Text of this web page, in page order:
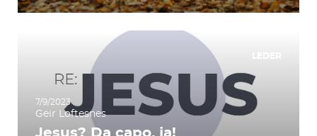
7/9/2023
Geir Loftesnes
Jesus? Da capo, ja!